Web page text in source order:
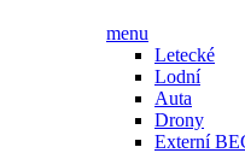
menu
Letecké
Lodní
Auta
Drony
Externí